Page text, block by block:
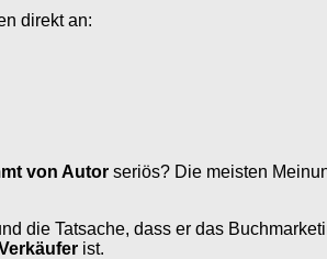
direkt an:
von Autor seriös? Die meisten
die Tatsache, dass er das
ist.